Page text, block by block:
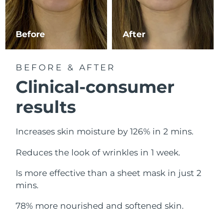
Before After
BEFORE & AFTER
Clinical-consumer
results
Increases skin moisture by 126% in 2 mins.
Reduces the look of wrinkles in 1 week.
Is more effective than a sheet mask in just 2
mins.
78% more nourished and softened skin.
Libanon
Erwartete Lieferung
10/08/2026
Litauen
Erwartete Lieferung
09/08/2026
Sonderverwaltungsregion
Macau
Malaysia
Erwartete Lieferung
09/08/2026